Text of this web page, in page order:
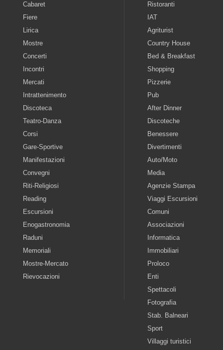
Cabaret
Fiere
Lirica
Mostre
Concerti
Incontri
Mercati
Intrattenimento
Discoteca
Teatro-Danza
Corsi
Gare-Sportive
Manifestazioni
Convegni
Riti-Religiosi
Reading
Escursioni
Enogastronomia
Raduni
Memoriali
Mostre-Mercato
Rievocazioni
Ristoranti
IAT
Agriturist
Country House
Bed & Breakfast
Shopping
Pizzerie
Pub
After Dinner
Discoteche
Benessere
Divertimenti
Auto/Moto
Media
Agenzie Stampa
Viaggi Escursioni
Comuni
Associazioni
Informatica
Immobiliari
Proloco
Enti
Spettacoli
Fotografia
Stab. Balneari
Sport
Villaggi turistici